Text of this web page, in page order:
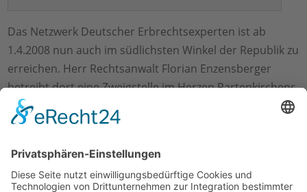
Das Netzwerk Deutscher Erbrechtsexperten ist ab
1.4.2008 nun auch im südlichsten Winkel der Republik zu
erreichen. Herr Rechtsanwalt Florian Enzensberger
betreibt dort eine Zweigstelle im Herzen Partenkirchens
unter der Adresse Ludwigstr. 81. Zu erreichen ist die
Kanzlei unter Tel: 00821/9669385, Fax:08821/9669386!